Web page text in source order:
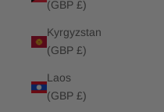
(GBP £)
Kyrgyzstan
(GBP £)
Laos
(GBP £)